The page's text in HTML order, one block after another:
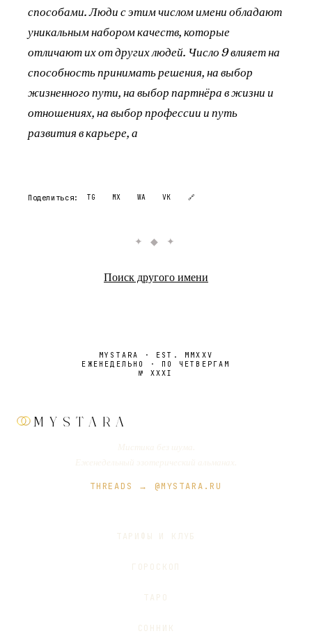
способами. Люди с этим числом имени обладают
уникальным набором качеств, которые
отличают их от других людей. Число 9 влияет на
способность принимать решения, на выбор
жизненного пути, на выбор партнёра в жизни и
отношениях, на выбор профессии и путь
развития в карьере, а
Поделиться: TG MX WA VK 🔗
✦ ◆ ✦
Поиск другого имени
MYSTARA · EST. MMXXV
ЕЖЕНЕДЕЛЬНО · ПО ЧЕТВЕРГАМ
№ XXXI
MYSTARA
THREADS → @MYSTARA.RU
ТАРИФЫ И КЛУБ
ГОРОСКОП
ТАРО
СОННИК